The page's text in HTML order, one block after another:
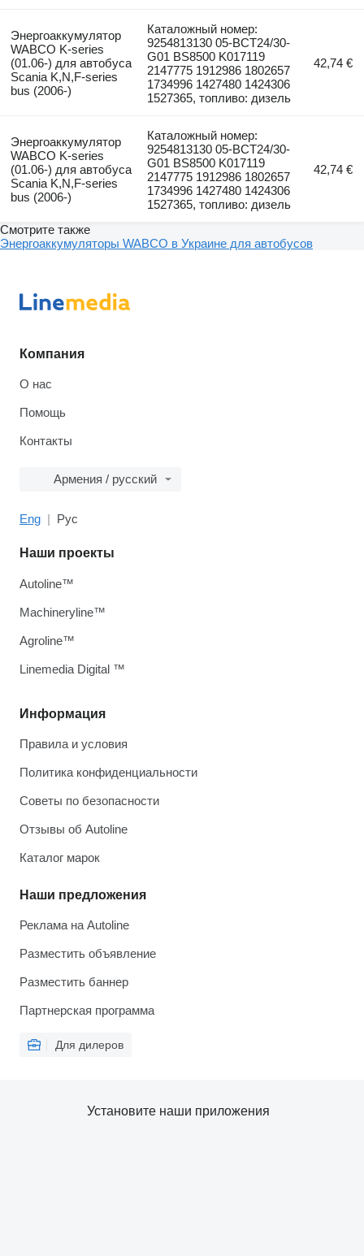
Энергоаккумулятор
WABCO K-series
(01.06-) для автобуса
Scania K,N,F-series
bus (2006-)
Каталожный номер:
9254813130 05-BCT24/30-
G01 BS8500 K017119
2147775 1912986 1802657
1734996 1427480 1424306
1527365, топливо: дизель
42,74 €
Энергоаккумулятор
WABCO K-series
(01.06-) для автобуса
Scania K,N,F-series
bus (2006-)
Каталожный номер:
9254813130 05-BCT24/30-
G01 BS8500 K017119
2147775 1912986 1802657
1734996 1427480 1424306
1527365, топливо: дизель
42,74 €
Смотрите также
Энергоаккумуляторы WABCO в Украине для автобусов
Компания
О нас
Помощь
Контакты
Армения / русский
Eng Рус
Информация
Правила и условия
Политика конфиденциальности
Советы по безопасности
Отзывы об Autoline
Каталог марок
Наши предложения
Реклама на Autoline
Разместить объявление
Разместить баннер
Партнерская программа
Для дилеров
Наши проекты
Autoline™
Machineryline™
Agroline™
Linemedia Digital ™
Установите наши приложения